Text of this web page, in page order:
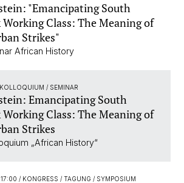
"Emancipating South
Working Class: The Meaning of
Strikes"
African History
/ SEMINAR
Emancipating South
Working Class: The Meaning of
Strikes
„African History“
/ KONGRESS / TAGUNG / SYMPOSIUM